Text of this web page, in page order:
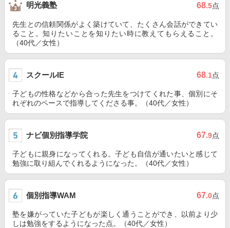
明光義塾 68.5点
先生との信頼関係がよく築けていて、たくさん会話ができてい
ること。知りたいことを知りたい時に教えてもらえること。
（40代／女性）
スクールIE 68.1点
子どもの性格などから合った先生をつけてくれた事、個別にそ
れぞれのペースで指導してくださる事。（40代／女性）
ナビ個別指導学院 67.9点
子どもに親身になってくれる。子ども自信が通いたいと感じて
勉強に取り組んでくれるようになった。（40代／女性）
個別指導WAM 67.0点
塾を嫌がっていた子どもが楽しく通うことができ、以前より少
しは勉強をするようになった点。（40代／女性）